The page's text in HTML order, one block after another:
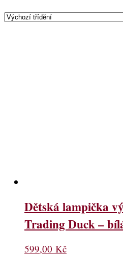
Dětská lampička
Trading Duck –
599,00 Kč